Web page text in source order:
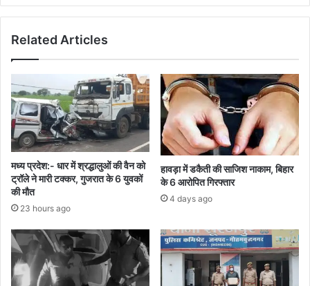
Related Articles
मध्य प्रदेश:- धार में श्रद्धालुओं की वैन को
ट्रॉले ने मारी टक्कर, गुजरात के 6 युवकों
की मौत
23 hours ago
हावड़ा में डकैती की साजिश नाकाम, बिहार
के 6 आरोपित गिरफ्तार
4 days ago